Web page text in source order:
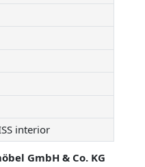
interior
GmbH & Co. KG